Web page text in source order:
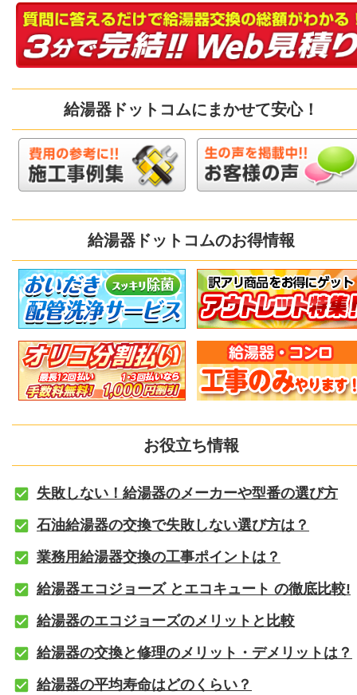
給湯器ドットコムにまかせて安心！
給湯器ドットコムのお得情報
お役立ち情報
失敗しない！給湯器のメーカーや型番の選び方
石油給湯器の交換で失敗しない選び方は？
業務用給湯器交換の工事ポイントは？
給湯器エコジョーズ とエコキュート の徹底比較!
給湯器のエコジョーズのメリットと比較
給湯器の交換と修理のメリット・デメリットは？
給湯器の平均寿命はどのくらい？